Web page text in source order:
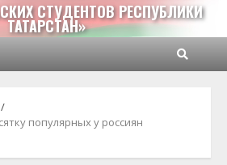
СТУДЕНТОВ РЕСПУБЛИКИ
ТАТАРСТАН»
популярных у россиян